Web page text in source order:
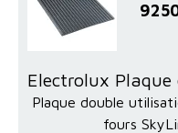
Electrolux
Plaque double
fours